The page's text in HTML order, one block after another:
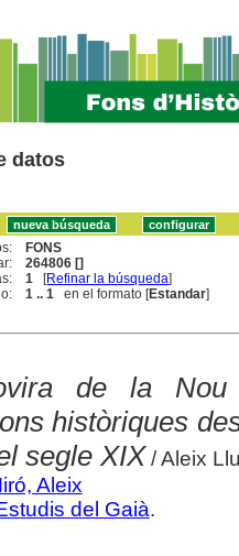
datos
FONS
264806 []
1 [Refinar la búsqueda]
1 .. 1 en el formato [Estandar]
de la
històriques
segle XIX / Aleix
Aleix
del Gaià.